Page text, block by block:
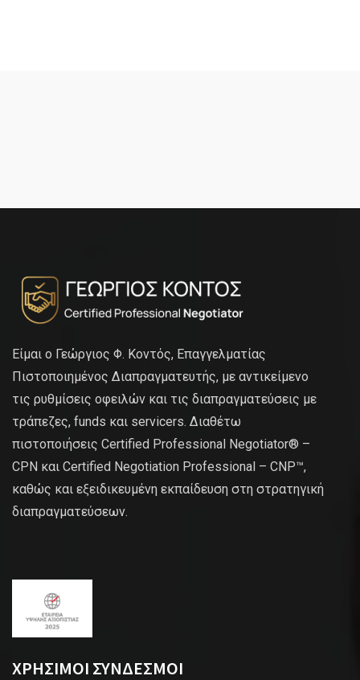
Είμαι ο Γεώργιος Φ. Κοντός, Επαγγελματίας
Πιστοποιημένος Διαπραγματευτής, με αντικείμενο
τις ρυθμίσεις οφειλών και τις διαπραγματεύσεις με
τράπεζες, funds και servicers. Διαθέτω
πιστοποιήσεις Certified Professional Negotiator® –
CPN και Certified Negotiation Professional – CNP™,
καθώς και εξειδικευμένη εκπαίδευση στη στρατηγική
διαπραγματεύσεων.
ΧΡΗΣΙΜΟΙ ΣΥΝΔΕΣΜΟΙ